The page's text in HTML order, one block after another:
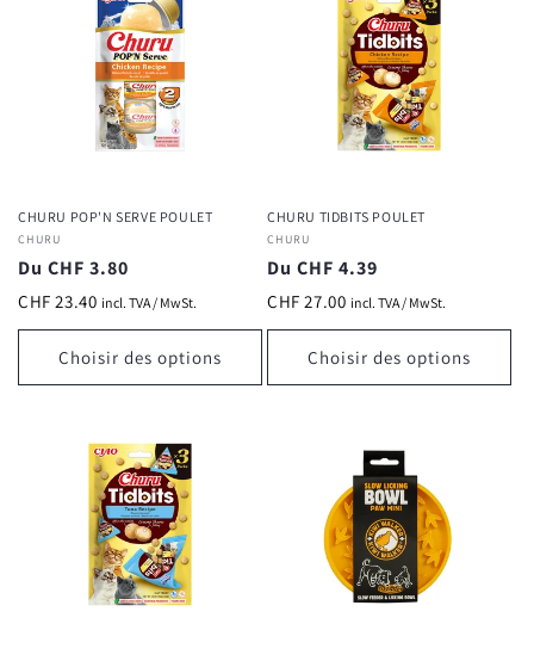
CHURU POP'N SERVE POULET
Fournisseur :
CHURU
Prix
habituel
Du CHF 3.80
CHF 23.40 incl. TVA / MwSt.
Choisir des options
CHURU TIDBITS POULET
Fournisseur :
CHURU
Prix
habituel
Du CHF 4.39
CHF 27.00 incl. TVA / MwSt.
Choisir des options